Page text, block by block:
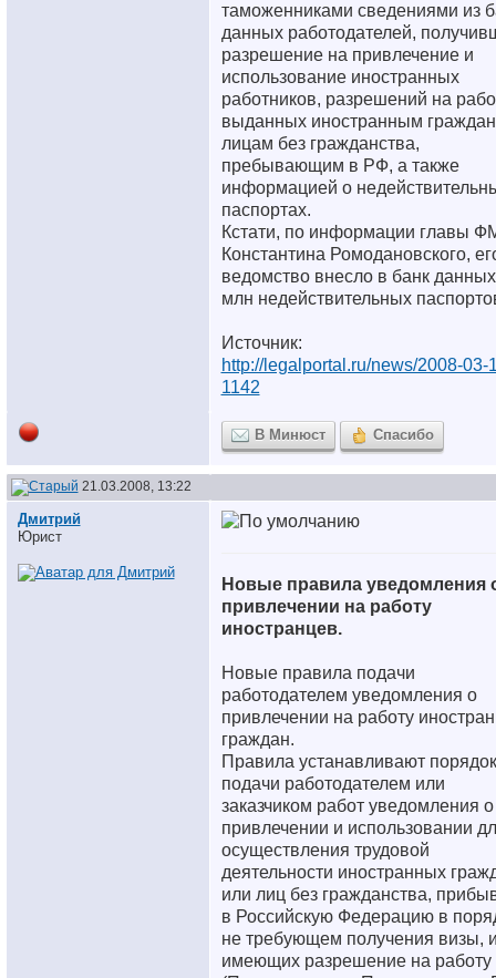
таможенниками сведениями из
данных работодателей,
разрешение на привлечение и
использование иностранных
работников, разрешений на
выданных иностранным
лицам без гражданства,
пребывающим в РФ, а также
информацией о
паспортах.
Кстати, по информации главы
Константина Ромодановского,
ведомство внесло в банк
млн недействительных
Источник:
http://legalportal.ru/news/2008-03-
1142
В Минюст Спасибо
21.03.2008, 13:22
Дмитрий
Юрист
Новые правила уведомления
привлечении на работу
иностранцев.
Новые правила подачи
работодателем уведомления о
привлечении на работу
граждан.
Правила устанавливают порядок
подачи работодателем или
заказчиком работ уведомления о
привлечении и использовании
осуществления трудовой
деятельности иностранных
или лиц без гражданства,
в Российскую Федерацию в
не требующем получения визы,
имеющих разрешение на работу